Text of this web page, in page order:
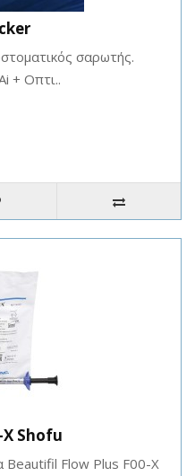
σαρωτής.
+ Οπτι..
Shofu
Flow Plus F00-X